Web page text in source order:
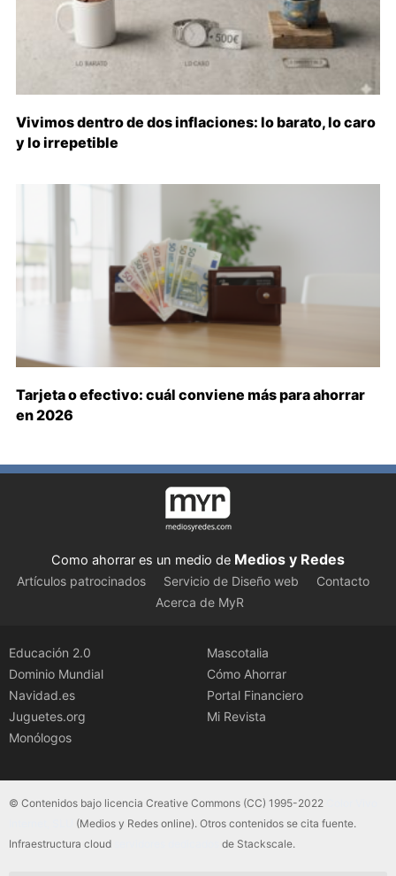
Vivimos dentro de dos inflaciones: lo barato, lo caro
y lo irrepetible
Tarjeta o efectivo: cuál conviene más para ahorrar
en 2026
Como ahorrar es un medio de Medios y Redes
Artículos patrocinados Servicio de Diseño web
Contacto
Acerca de MyR
Educación 2.0
Dominio Mundial
Navidad.es
Juguetes.org
Monólogos
Mascotalia
Cómo Ahorrar
Portal Financiero
Mi Revista
© Contenidos bajo licencia Creative Commons (CC) 1995-2022
(Medios y Redes online). Otros contenidos se cita fuente.
Infraestructura cloud
de Stackscale.